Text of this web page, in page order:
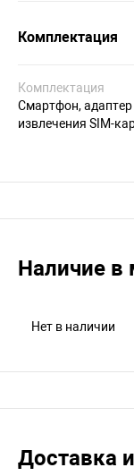
Комплектация
Комплектация
Смартфон, адаптер
извлечения SIM-
Наличие в
Нет в наличии
Доставка